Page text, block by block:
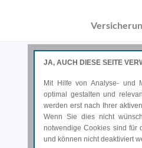
JA, AUCH DIESE SEITE
Mit Hilfe von Analyse- und
optimal gestalten und
werden erst nach Ihrer
Wenn Sie dies nicht
notwendige Cookies sind für
und können nicht deaktiviert